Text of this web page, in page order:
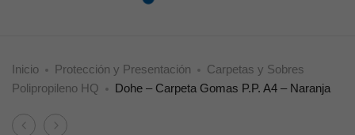
Inicio Protección y Presentación
Carpetas y Sobres
Polipropileno HQ
Dohe – Carpeta Gomas P.P. A4 – Naranja
Product
Dohe
Dohe